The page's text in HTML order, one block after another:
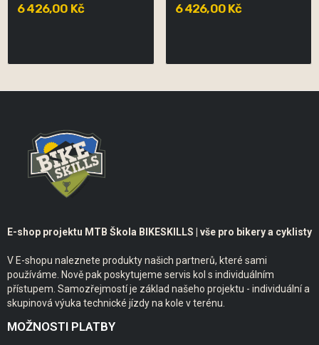
6 426,00 Kč 6 426,00 Kč
E-shop projektu MTB Škola BIKESKILLS | vše pro bikery a cyklisty
V E-shopu naleznete produkty našich partnerů, které sami
používáme. Nově pak poskytujeme servis kol s individuálním
přístupem. Samozřejmostí je základ našeho projektu - individuální a
skupinová výuka technické jízdy na kole v terénu.
MOŽNOSTI PLATBY